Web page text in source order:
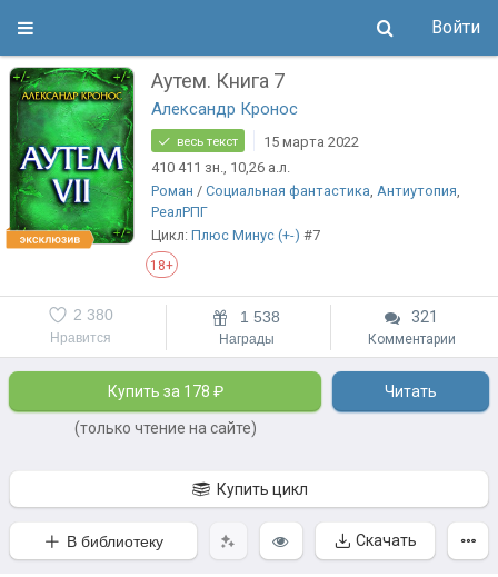
Войти
Аутем. Книга 7
Александр Кронос
весь текст
15 марта 2022
410 411 зн., 10,26 а.л.
Роман / Социальная фантастика, Антиутопия,
РеалРПГ
Цикл: Плюс Минус (+-) #7
18+
Нравится
2 380 1 538
Награды
321
Комментарии
Купить за 178 ₽
(только чтение на сайте)
Читать
Купить цикл
В библиотеку Скачать